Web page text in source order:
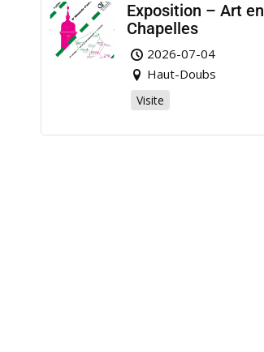
Exposition – Art en
Chapelles
2026-07-04
Haut-Doubs
Visite